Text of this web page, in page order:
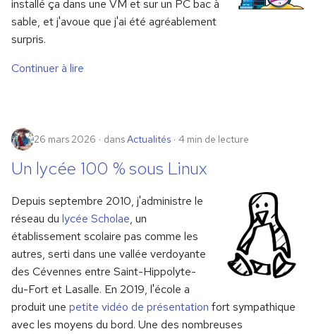
installé ça dans une VM et sur un PC bac à
sable, et j'avoue que j'ai été agréablement
surpris.
Continuer à lire
26 mars 2026 dansActualités 4 min de lecture
Un lycée 100 % sous Linux
Depuis septembre 2010, j'administre le
réseau du lycée Scholae, un
établissement scolaire pas comme les
autres, serti dans une vallée verdoyante
des Cévennes entre Saint-Hippolyte-
du-Fort et Lasalle. En 2019, l'école a
produit une petite vidéo de présentation fort sympathique
avec les moyens du bord. Une des nombreuses